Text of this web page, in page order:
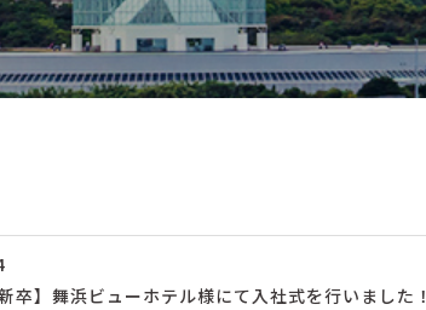
卒】舞浜ビューホテル様にて入社式を行いました！